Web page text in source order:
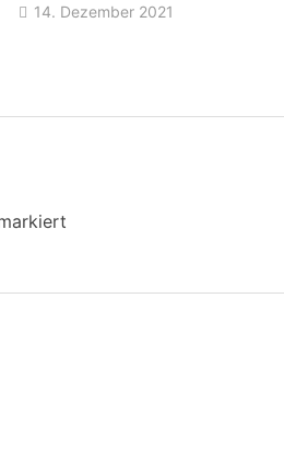
14. Dezember 2021